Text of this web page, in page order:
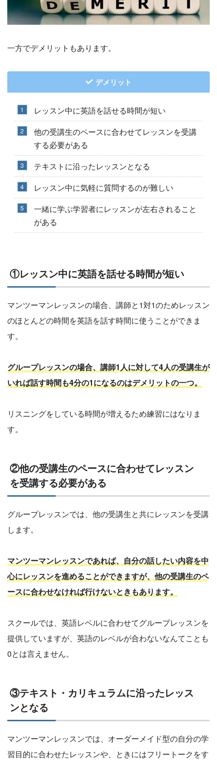
一方でデメリットもあります。
デメリット
レッスン中に英語を話せる時間が短い
他の受講生のペースに合わせてレッスンを受講
する必要がある
テキストに沿ったレッスンとなる
レッスン中に気軽に質問するのが難しい
一緒に学ぶ学習者にレッスンが左右されること
がある
①レッスン中に英語を話せる時間が短い
マンツーマンレッスンの場合、講師と1対1のためレッスン
のほとんどの時間を英語を話す時間に使うことができま
す。
グループレッスンの場合、講師1人に対して4人の受講生が
いれば話す時間も4分の1になるのはデメリットの一つ。
リスニングをしている時間が増えるため練習にはなりま
す。
②他の受講生のペースに合わせてレッスン
を受講する必要がある
グループレッスンでは、他の受講生と共にレッスンを受講
します。
マンツーマンレッスンであれば、自分の話したい内容を中
心にレッスンを進めることができますが、他の受講生のペ
ースに合わせなければ行けないときもあります。
スクールでは、英語レベルに合わせてグループレッスンを
提供していますが、英語のレベルが合わないなんてことも
0とは言えません。
③テキスト・カリキュラムに沿ったレッス
ンとなる
マンツーマンレッスンでは、オーダーメイド型の自分の学
習目的に合わせたレッスンや、ときにはフリートークをす